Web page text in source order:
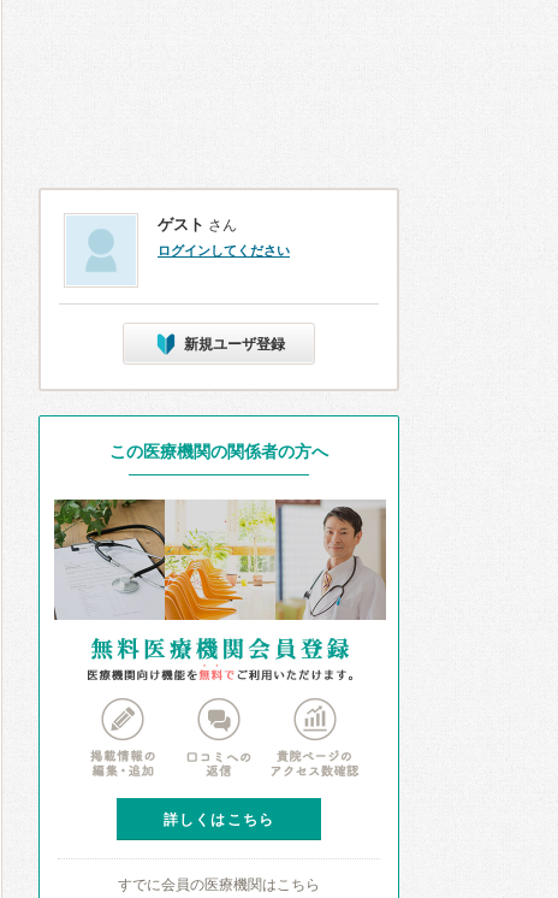
ゲスト さん
ログインしてください
新規ユーザ登録
この医療機関の関係者の方へ
詳しくはこちら
すでに会員の医療機関はこちら